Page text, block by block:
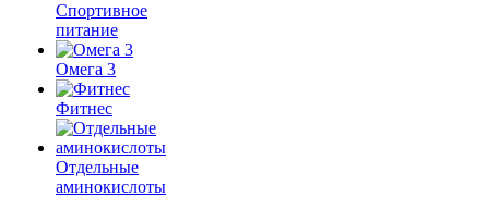
Спортивное
питание
Омега 3
Фитнес
Отдельные
аминокислоты